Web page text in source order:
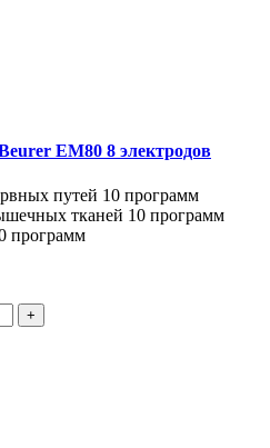
EM80 8 электродов
путей 10 программ
тканей 10 программ
программ
+